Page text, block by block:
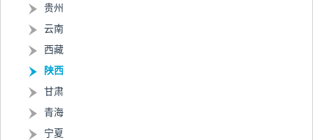
贵州
云南
西藏
陕西
甘肃
青海
宁夏